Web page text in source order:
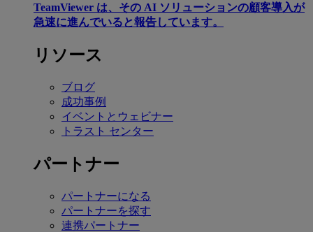
TeamViewer は、その AI ソリューションの顧客導入が
急速に進んでいると報告しています。
リソース
ブログ
成功事例
イベントとウェビナー
トラスト センター
パートナー
パートナーになる
パートナーを探す
連携パートナー